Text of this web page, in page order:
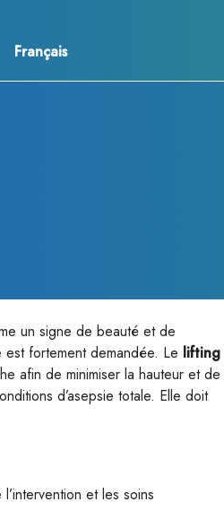
Français
un signe de beauté et de
fortement demandée. Le lifting
afin de minimiser la hauteur et de
d’asepsie totale. Elle doit
et les soins